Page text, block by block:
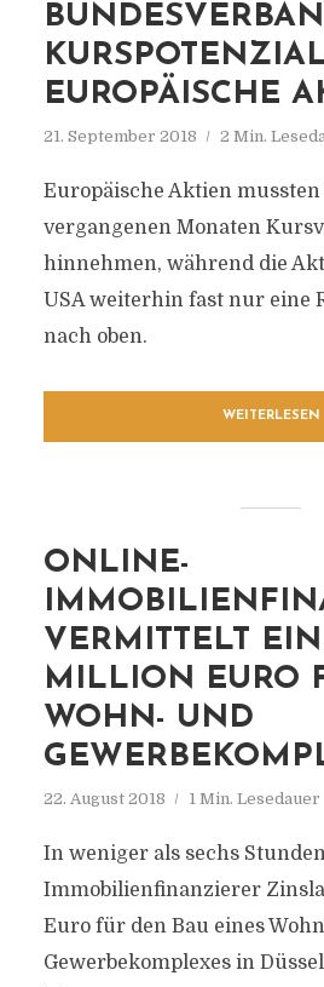
EUROPÄISCHE
21. September 2018 2 Min.
Europäische Aktien
vergangenen Monaten
hinnehmen, während die
USA weiterhin fast nur eine
nach oben.
WEITERLESEN
ONLINE-
VERMITTELT
MILLION EURO
WOHN- UND
22. August 2018 1 Min. Lesedauer
In weniger als sechs
Immobilienfinanzierer
Euro für den Bau eines
Gewerbekomplexes in